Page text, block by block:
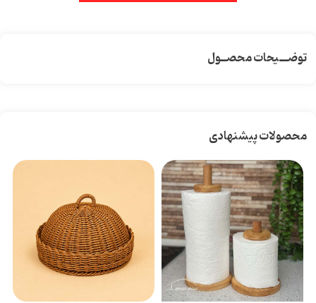
توضـــیحات محصــول
محصولات پیشنهادی